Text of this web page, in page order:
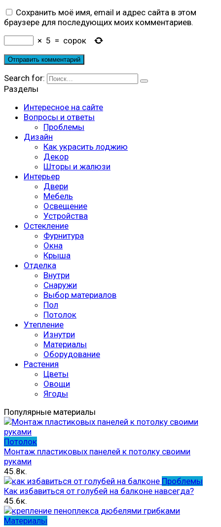
Сохранить моё имя, email и адрес сайта в этом
браузере для последующих моих комментариев.
× 5 = сорок
Search for:
Разделы
Интересное на сайте
Вопросы и ответы
Проблемы
Дизайн
Как украсить лоджию
Декор
Шторы и жалюзи
Интерьер
Двери
Мебель
Освещение
Устройства
Остекление
Фурнитура
Окна
Крыша
Отделка
Внутри
Снаружи
Выбор материалов
Пол
Потолок
Утепление
Изнутри
Материалы
Оборудование
Растения
Цветы
Овощи
Ягоды
Популярные материалы
Потолок
Монтаж пластиковых панелей к потолку своими
руками
45.8к.
Проблемы
Как избавиться от голубей на балконе навсегда?
45.6к.
Материалы